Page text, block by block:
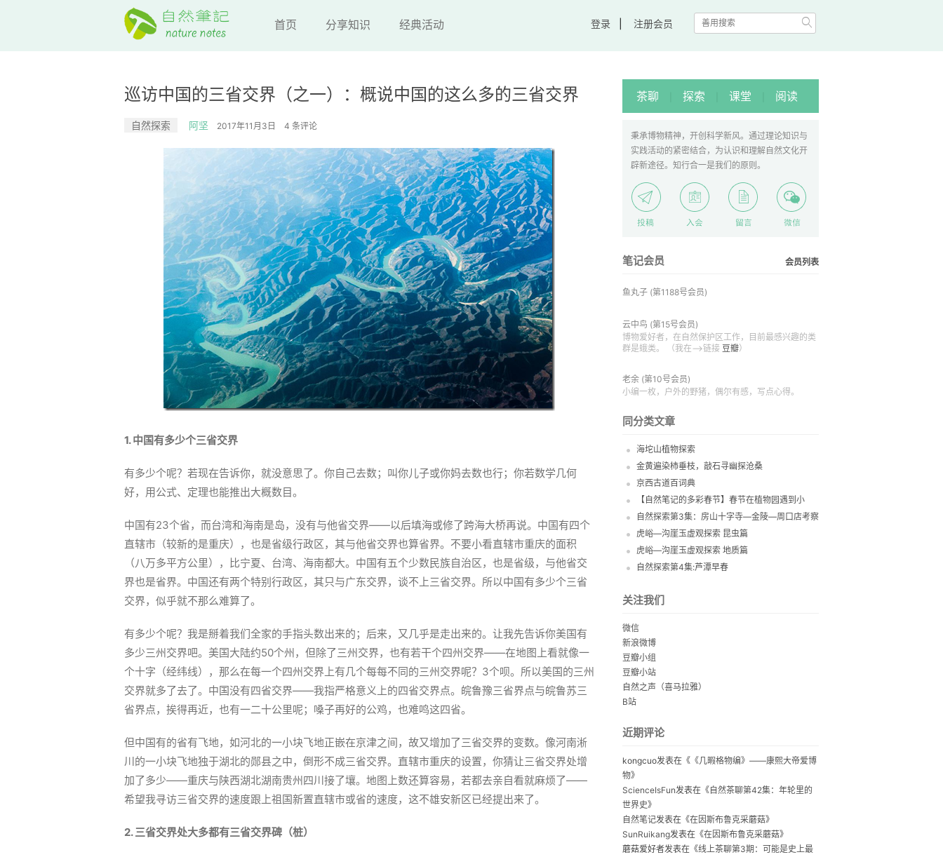
首页 分享知识 经典活动 登录 注册会员 
巡访中国的三省交界（之一）：概说中国的这么多的三省交界
自然探索 阿坚 2017年11月3日 4 条评论
1. 中国有多少个三省交界
有多少个呢？若现在告诉你，就没意思了。你自己去数；叫你儿子或你妈去数也行；你若数学几何
好，用公式、定理也能推出大概数目。
中国有23个省，而台湾和海南是岛，没有与他省交界——以后填海或修了跨海大桥再说。中国有四个
直辖市（较新的是重庆），也是省级行政区，其与他省交界也算省界。不要小看直辖市重庆的面积
（八万多平方公里），比宁夏、台湾、海南都大。中国有五个少数民族自治区，也是省级，与他省交
界也是省界。中国还有两个特别行政区，其只与广东交界，谈不上三省交界。所以中国有多少个三省
交界，似乎就不那么难算了。
有多少个呢？我是掰着我们全家的手指头数出来的；后来，又几乎是走出来的。让我先告诉你美国有
多少三州交界吧。美国大陆约50个州，但除了三州交界，也有若干个四州交界——在地图上看就像一
个十字（经纬线），那么在每一个四州交界上有几个每每不同的三州交界呢？3个呗。所以美国的三州
交界就多了去了。中国没有四省交界——我指严格意义上的四省交界点。皖鲁豫三省界点与皖鲁苏三
省界点，挨得再近，也有一二十公里呢；嗓子再好的公鸡，也难鸣这四省。
但中国有的省有飞地，如河北的一小块飞地正嵌在京津之间，故又增加了三省交界的变数。像河南淅
川的一小块飞地独于湖北的郧县之中，倒形不成三省交界。直辖市重庆的设置，你猜让三省交界处增
加了多少——重庆与陕西湖北湖南贵州四川接了壤。地图上数还算容易，若都去亲自看就麻烦了——
希望我寻访三省交界的速度跟上祖国新置直辖市或省的速度，这不雄安新区已经提出来了。
2. 三省交界处大多都有三省交界碑（桩）
茶聊 探索 课堂 阅读
秉承博物精神，开创科学新风。通过理论知识与
实践活动的紧密结合，为认识和理解自然文化开
辟新途径。知行合一是我们的原则。
笔记会员 会员列表
鱼丸子 (第1188号会员)
云中鸟 (第15号会员)
博物爱好者，在自然保护区工作，目前最感兴趣的类
群是蛾类。 （我在—>链接 豆瓣）
老余 (第10号会员)
小编一枚，户外的野猪，偶尔有感，写点心得。
同分类文章
海坨山植物探索
金黄遍染柿垂枝，敲石寻幽探沧桑
京西古道百词典
【自然笔记的多彩春节】春节在植物园遇到小
鸟、黄鼬和恐龙
自然探索第3集：房山十字寺—金陵—周口店考察
虎峪—沟崖玉虚观探索 昆虫篇
虎峪—沟崖玉虚观探索 地质篇
自然探索第4集:芦潭早春
关注我们
微信
新浪微博
豆瓣小组
豆瓣小站
自然之声（喜马拉雅）
B站
近期评论
kongcuo发表在《 《几暇格物编》——康熙大帝爱博
物》
ScienceIsFun发表在《 自然茶聊第42集：年轮里的
世界史》
自然笔记发表在《在因斯布鲁克采蘑菇》
SunRuikang发表在《在因斯布鲁克采蘑菇》
蘑菇爱好者发表在《线上茶聊第3期：可能是史上最